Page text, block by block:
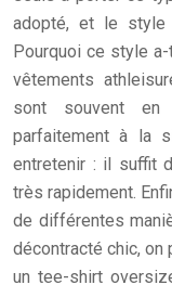
adopté, et le style
Pourquoi ce style
vêtements
sont souvent en
parfaitement à la
entretenir : il suffit
très rapidement.
de différentes
décontracté chic, on
un tee-shirt